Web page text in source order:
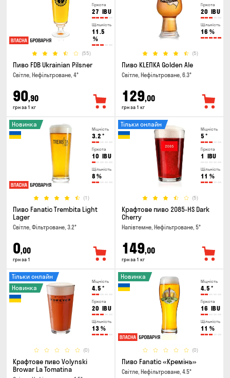
Гіркота
27 IBU
Щільність
11.5
%
(55)
Пиво FDB Ukrainian Pilsner
Світле, Нефільтроване, 4°
90,90
грн за 1 кг
Гіркота
20 IBU
Щільність
16 %
(5)
Пиво KLEПКА Golden Ale
Світле, Нефільтроване, 6.3°
129,00
грн за 1 кг
Міцність
3.2 °
Гіркота
10 IBU
Щільність
8 %
(1)
Новинка
Пиво Fanatic Trembita Light
Lager
Світле, Фільтроване, 3.2°
0,00
грн за 1
Міцність
5 °
Гіркота
1 IBU
Щільність
11 %
(5)
Тільки онлайн
Крафтове пиво 2085-HS Dark
Cherry
Напівтемне, Нефільтроване, 5°
149,00
грн за 1 кг
Міцність
4.5 °
Гіркота
20 IBU
Щільність
13 %
(0)
Тільки онлайн
Новинка
Крафтове пиво Volynski
Browar La Tomatina
Міцність
4.5 °
Гіркота
16 IBU
Щільність
11 %
(0)
Новинка
Пиво Fanatic «Кремінь»
Світле, Нефільтроване, 4.5°